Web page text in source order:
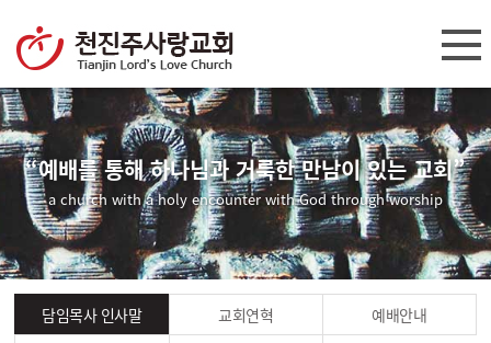
“예배를 통해 하나님과 거룩한 만남이 있는 교회”
a church with a holy encounter with God through worship
담임목사 인사말 교회연혁
예배안내